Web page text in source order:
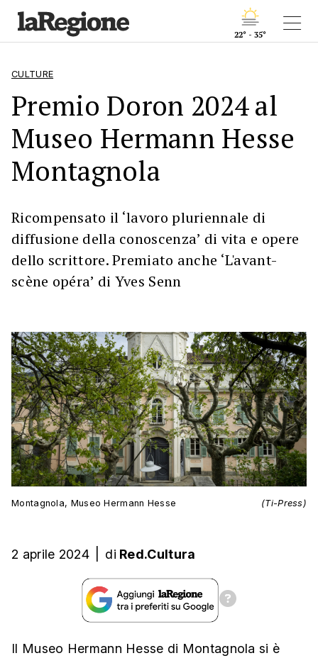
22° - 35°
CULTURE
Premio Doron 2024 al
Museo Hermann Hesse
Montagnola
Ricompensato il ‘lavoro pluriennale di
diffusione della conoscenza’ di vita e opere
dello scrittore. Premiato anche ‘L'avant-
scène opéra’ di Yves Senn
Montagnola, Museo Hermann Hesse (Ti-Press)
2 aprile 2024 di Red.Cultura
Il Museo Hermann Hesse di Montagnola si è